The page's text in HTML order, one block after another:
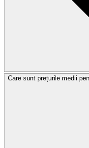
Care sunt prețurile medii